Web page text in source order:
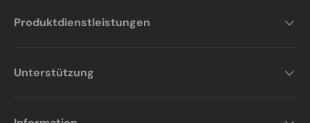
Produktdienstleistungen
Unterstützung